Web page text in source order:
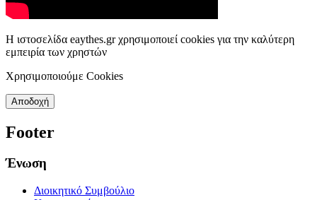
Η ιστοσελίδα eaythes.gr χρησιμοποιεί cookies για την καλύτερη
εμπειρία των χρηστών
Χρησιμοποιούμε Cookies
Αποδοχή
Footer
Ένωση
Διοικητικό Συμβούλιο